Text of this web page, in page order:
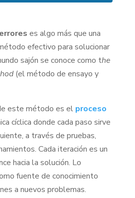
es algo más que una
efectivo para solucionar
sajón se conoce como the
(el método de ensayo y
este método es el proceso
cíclica donde cada paso sirve
a través de pruebas,
Cada iteración es un
hacia la solución. Lo
fuente de conocimiento
a nuevos problemas.